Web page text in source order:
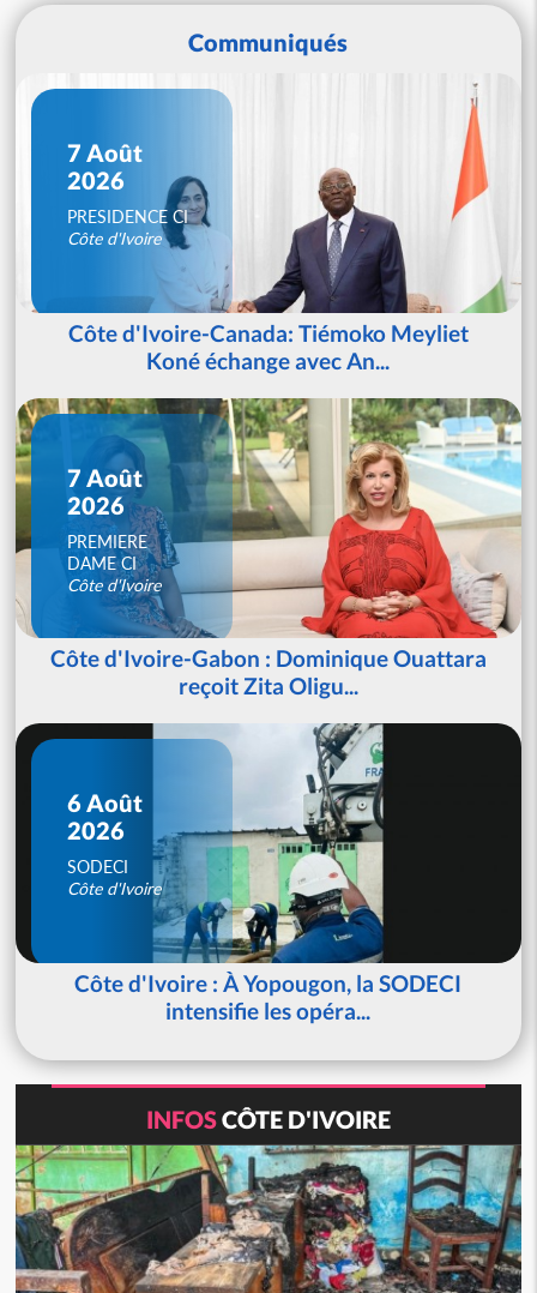
Communiqués
7 Août
2026
PRESIDENCE CI
Côte d'Ivoire
Côte d'Ivoire-Canada: Tiémoko Meyliet
Koné échange avec An...
7 Août
2026
PREMIERE
DAME CI
Côte d'Ivoire
Côte d'Ivoire-Gabon : Dominique Ouattara
reçoit Zita Oligu...
6 Août
2026
SODECI
Côte d'Ivoire
Côte d'Ivoire : À Yopougon, la SODECI
intensifie les opéra...
INFOSCÔTE D'IVOIRE